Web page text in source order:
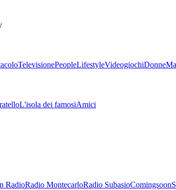
TelevisionePeopleLifestyleVideogiochiDonne
L'isola dei famosiAmici
RadioRadio MontecarloRadio SubasioComingsoon